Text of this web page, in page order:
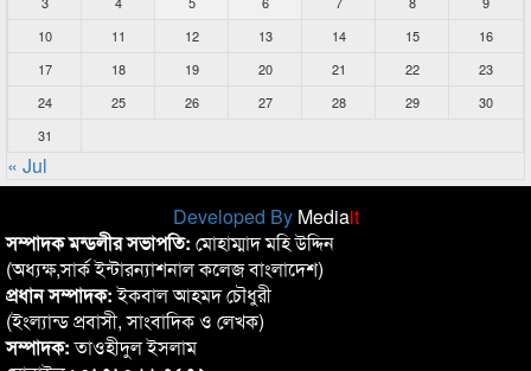
10
11 12 13 14 15
16
17
18 19 20 21 22
23
24
25 26 27 28 29
30
31
« Jul
Developed By Mediait
সম্পাদক মন্ডলীর সভাপতি: মোহাম্মাদ মহি উদ্দিন
(অধ্যক্ষ,সার্ক ইন্টারন্যাশনাল কলেজ বাংলাদেশ)
প্রধান সম্পাদক:ইকবাল আহমদ চৌধুরী
(ইংল্যান্ড প্রবাসী, সাংবাদিক ও লেখক)
সম্পাদক:তাওহীদুল ইসলাম